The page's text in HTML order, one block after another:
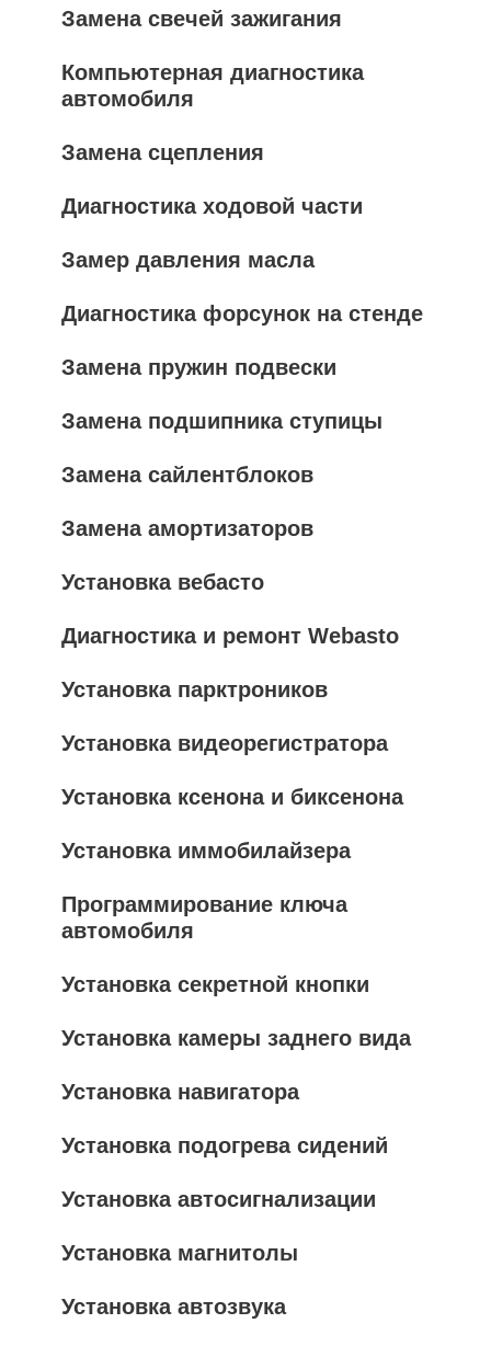
Замена свечей зажигания
Компьютерная диагностика
автомобиля
Замена сцепления
Диагностика ходовой части
Замер давления масла
Диагностика форсунок на стенде
Замена пружин подвески
Замена подшипника ступицы
Замена сайлентблоков
Замена амортизаторов
Установка вебасто
Диагностика и ремонт Webasto
Установка парктроников
Установка видеорегистратора
Установка ксенона и биксенона
Установка иммобилайзера
Программирование ключа
автомобиля
Установка секретной кнопки
Установка камеры заднего вида
Установка навигатора
Установка подогрева сидений
Установка автосигнализации
Установка магнитолы
Установка автозвука